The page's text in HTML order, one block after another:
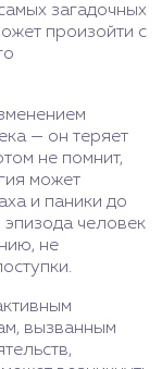
загадочных
произойти с
— он теряет
не помнит,
может
и паники до
человек
не
вызванным